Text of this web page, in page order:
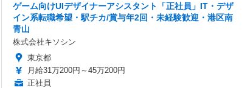
ゲーム向けUIデザイナーアシスタント「正社員」IT・デザ
イン系転職希望・駅チカ/賞与年2回・未経験歓迎・港区南
青山
株式会社キソシン
東京都
月給31万200円～45万200円
正社員